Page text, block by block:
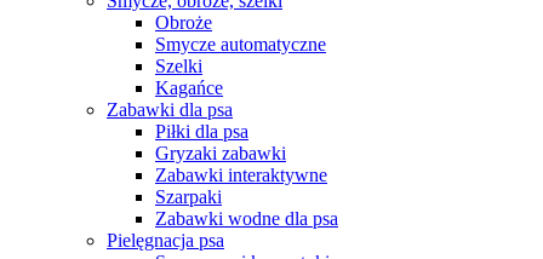
Obroże
Smycze automatyczne
Szelki
Kagańce
Zabawki dla psa
Piłki dla psa
Gryzaki zabawki
Zabawki interaktywne
Szarpaki
Zabawki wodne dla psa
Pielęgnacja psa